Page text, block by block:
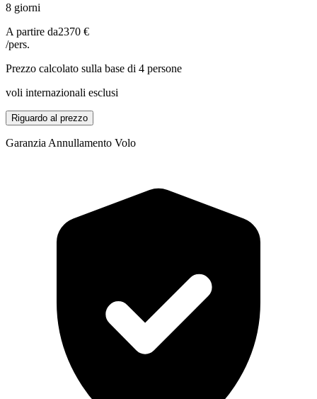
8 giorni
A partire da2370 €
/pers.
Prezzo calcolato sulla base di 4 persone
voli internazionali esclusi
Riguardo al prezzo
Garanzia Annullamento Volo